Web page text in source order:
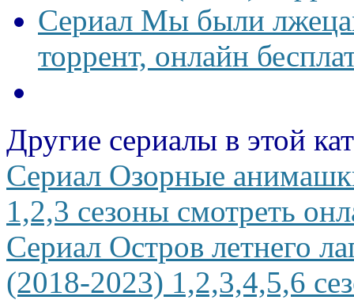
Сериал Мы были
торрент, онлайн
Другие сериалы в этой
Сериал Озорные
1,2,3 сезоны смотреть
Сериал Остров летнего
(2018-2023) 1,2,3,4,5,6